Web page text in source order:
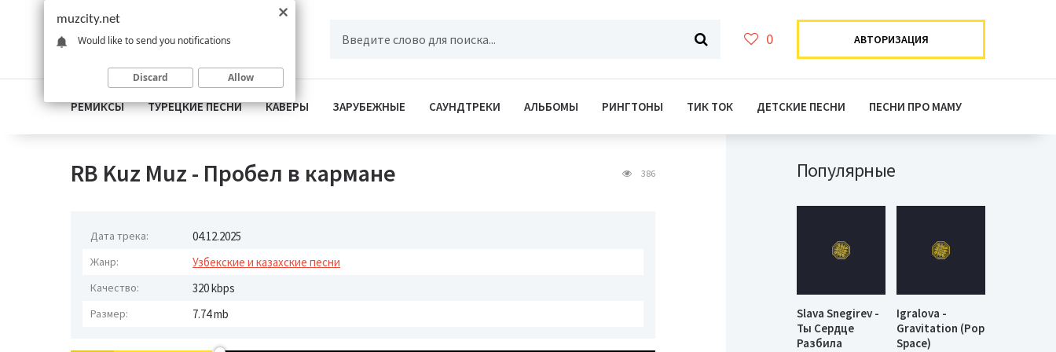
0 АВТОРИЗАЦИЯ
РЕМИКСЫ ТУРЕЦКИЕ ПЕСНИ КАВЕРЫ ЗАРУБЕЖНЫЕ САУНДТРЕКИ АЛЬБОМЫ РИНГТОНЫ ТИК ТОК ДЕТСКИЕ ПЕСНИ ПЕСНИ ПРО МАМУ
RB Kuz Muz - Пробел в кармане 386
Дата трека: 04.12.2025
Жанр: Узбекские и казахские песни
Качество: 320 kbps
Размер: 7.74 mb
Популярные
Slava Snegirev -
Ты Сердце
Разбила
Igralova -
Gravitation (Pop
Space)
muzcity.net
Would like to send you notifications
Discard Allow